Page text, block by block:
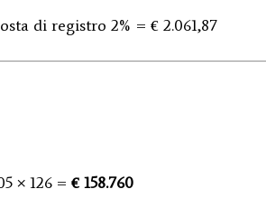
di registro 2% = € 2.061,87
× 126 = € 158.760